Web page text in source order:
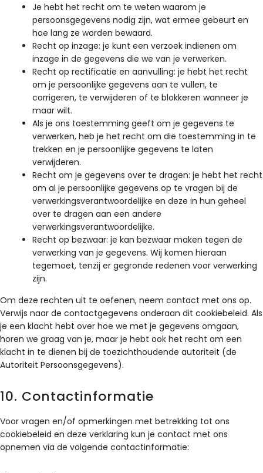
Je hebt het recht om te weten waarom je
persoonsgegevens nodig zijn, wat ermee gebeurt en
hoe lang ze worden bewaard.
Recht op inzage: je kunt een verzoek indienen om
inzage in de gegevens die we van je verwerken.
Recht op rectificatie en aanvulling: je hebt het recht
om je persoonlijke gegevens aan te vullen, te
corrigeren, te verwijderen of te blokkeren wanneer je
maar wilt.
Als je ons toestemming geeft om je gegevens te
verwerken, heb je het recht om die toestemming in te
trekken en je persoonlijke gegevens te laten
verwijderen.
Recht om je gegevens over te dragen: je hebt het recht
om al je persoonlijke gegevens op te vragen bij de
verwerkingsverantwoordelijke en deze in hun geheel
over te dragen aan een andere
verwerkingsverantwoordelijke.
Recht op bezwaar: je kan bezwaar maken tegen de
verwerking van je gegevens. Wij komen hieraan
tegemoet, tenzij er gegronde redenen voor verwerking
zijn.
Om deze rechten uit te oefenen, neem contact met ons op.
Verwijs naar de contactgegevens onderaan dit cookiebeleid. Als
je een klacht hebt over hoe we met je gegevens omgaan,
horen we graag van je, maar je hebt ook het recht om een
klacht in te dienen bij de toezichthoudende autoriteit (de
Autoriteit Persoonsgegevens).
10. Contactinformatie
Voor vragen en/of opmerkingen met betrekking tot ons
cookiebeleid en deze verklaring kun je contact met ons
opnemen via de volgende contactinformatie: